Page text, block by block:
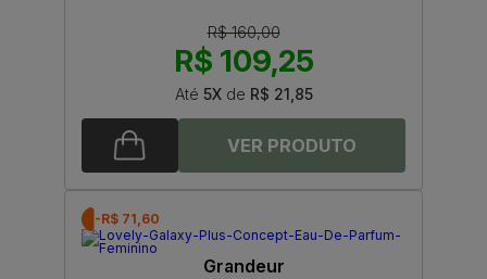
R$ 160,00
R$ 109,25
Até 5Xde R$ 21,85
-R$ 71,60
Grandeur